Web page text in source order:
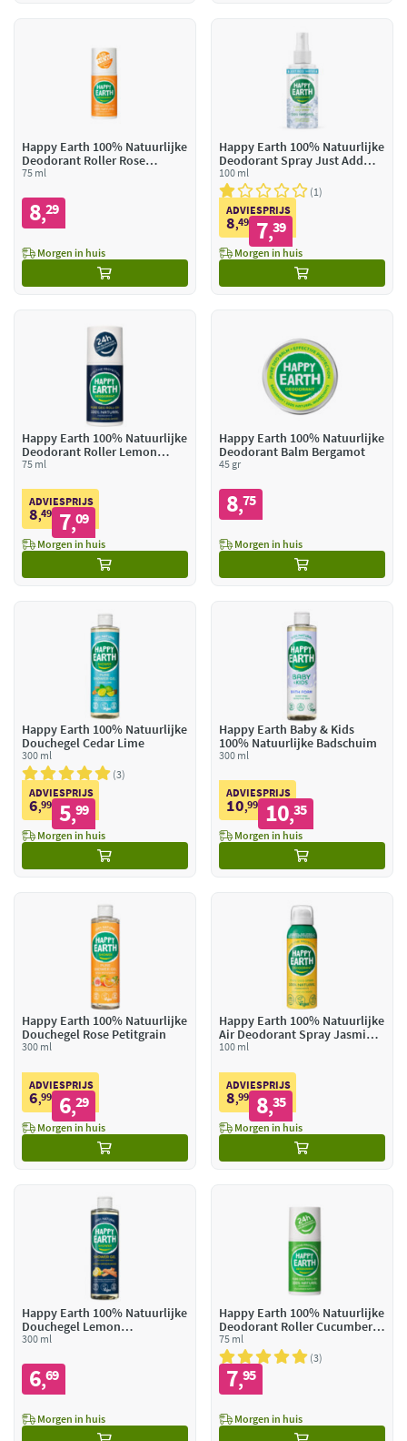
Happy Earth 100% Natuurlijke
Deodorant Roller Rose
Petitgrain
75 ml
8,29
Morgen in huis
Happy Earth 100% Natuurlijke
Deodorant Spray Just Add
Water
100 ml
1
ADVIESPRIJS
8,49 7,39
Morgen in huis
Happy Earth 100% Natuurlijke
Deodorant Roller Lemon
Sandelwood
75 ml
ADVIESPRIJS
8,49 7,09
Morgen in huis
Happy Earth 100% Natuurlijke
Deodorant Balm Bergamot
45 gr
8,75
Morgen in huis
Happy Earth 100% Natuurlijke
Douchegel Cedar Lime
300 ml
3
ADVIESPRIJS
6,99 5,99
Morgen in huis
Happy Earth Baby & Kids
100% Natuurlijke Badschuim
300 ml
ADVIESPRIJS
10,99 10,35
Morgen in huis
Happy Earth 100% Natuurlijke
Douchegel Rose Petitgrain
300 ml
ADVIESPRIJS
6,99 6,29
Morgen in huis
Happy Earth 100% Natuurlijke
Air Deodorant Spray Jasmine
Ho Wood
100 ml
ADVIESPRIJS
8,99 8,35
Morgen in huis
Happy Earth 100% Natuurlijke
Douchegel Lemon
Sandalwood
300 ml
6,69
Morgen in huis
Happy Earth 100% Natuurlijke
Deodorant Roller Cucumber
Matcha
75 ml
3
7,95
Morgen in huis